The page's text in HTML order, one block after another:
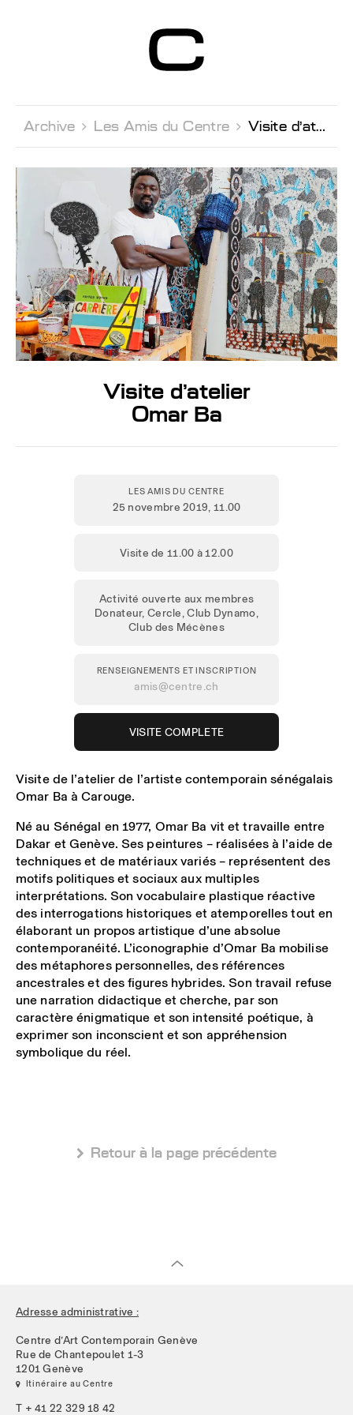
Contemporain
Genève
Archive  Les Amis du Centre  Visite d'atelier Omar Ba
Visite d’atelier
Omar Ba
LES AMIS DU CENTRE
25 novembre 2019, 11.00
Visite de 11.00 à 12.00
Activité ouverte aux membres
Donateur, Cercle, Club Dynamo,
Club des Mécènes
RENSEIGNEMENTS ET INSCRIPTION
amis@centre.ch
VISITE COMPLETE
Visite de l’atelier de l’artiste contemporain sénégalais
Omar Ba à Carouge.
Né au Sénégal en 1977, Omar Ba vit et travaille entre
Dakar et Genève. Ses peintures – réalisées à l’aide de
techniques et de matériaux variés – représentent des
motifs politiques et sociaux aux multiples
interprétations. Son vocabulaire plastique réactive
des interrogations historiques et atemporelles tout en
élaborant un propos artistique d’une absolue
contemporanéité. L’iconographie d’Omar Ba mobilise
des métaphores personnelles, des références
ancestrales et des figures hybrides. Son travail refuse
une narration didactique et cherche, par son
caractère énigmatique et son intensité poétique, à
exprimer son inconscient et son appréhension
symbolique du réel.
 Retour à la page précédente
Adresse administrative :
Centre d’Art Contemporain Genève
Rue de Chantepoulet 1-3
1201 Genève
 Itinéraire au Centre
T + 41 22 329 18 42